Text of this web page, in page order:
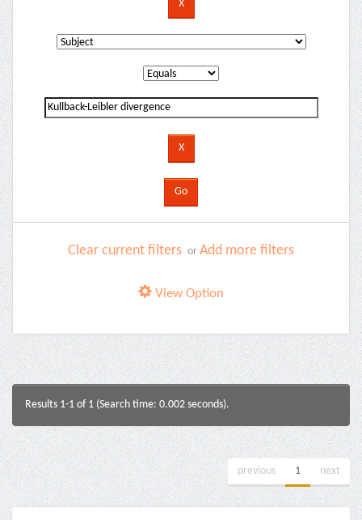
Clear current filters or Add more filters
View Option
Results 1-1 of 1 (Search time: 0.002 seconds).
previous 1 next